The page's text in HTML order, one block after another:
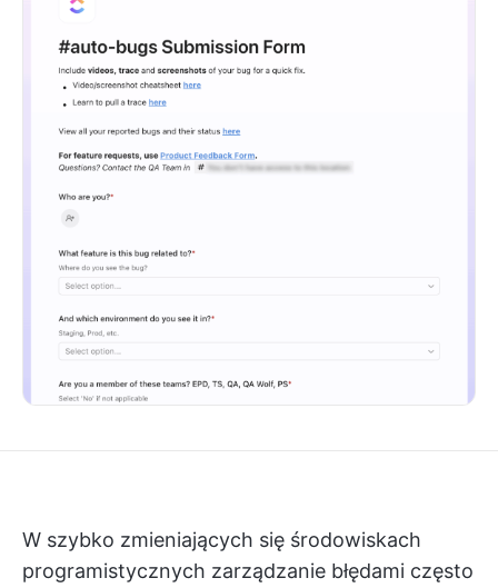
W szybko zmieniających się środowiskach
programistycznych zarządzanie błędami często